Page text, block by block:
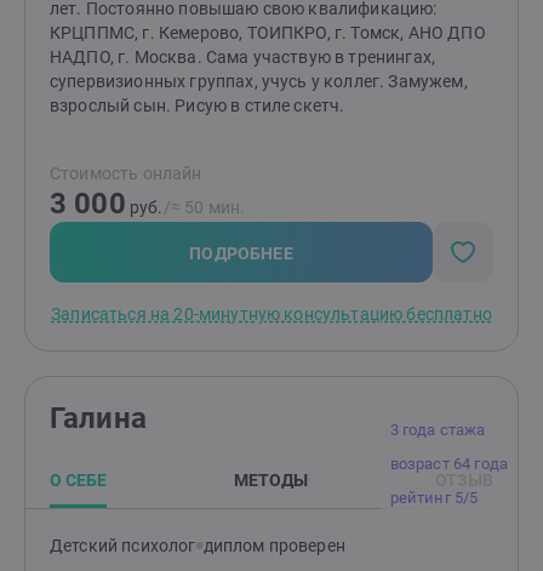
консультации.
лет. Постоянно повышаю свою квалификацию:
КРЦППМС, г. Кемерово, ТОИПКРО, г. Томск, АНО ДПО
НАДПО, г. Москва. Сама участвую в тренингах,
супервизионных группах, учусь у коллег. Замужем,
взрослый сын. Рисую в стиле скетч.
Стоимость онлайн
3 000 руб. /≈ 50 мин.
ПОДРОБНЕЕ
Записаться на 20-минутную консультацию бесплатно
3 года стажа
возраст 64 года
рейтинг 5/5
Галина
О СЕБЕ МЕТОДЫ
Детский психолог диплом проверен